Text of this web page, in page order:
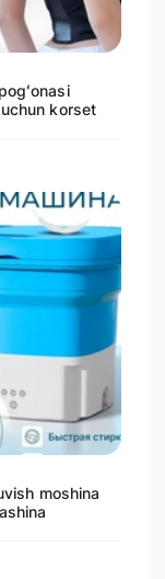
korset
moshina